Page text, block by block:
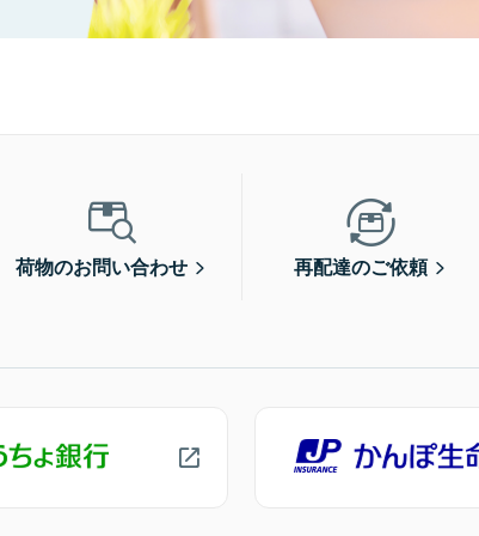
荷物のお問い合わせ 再配達のご依頼